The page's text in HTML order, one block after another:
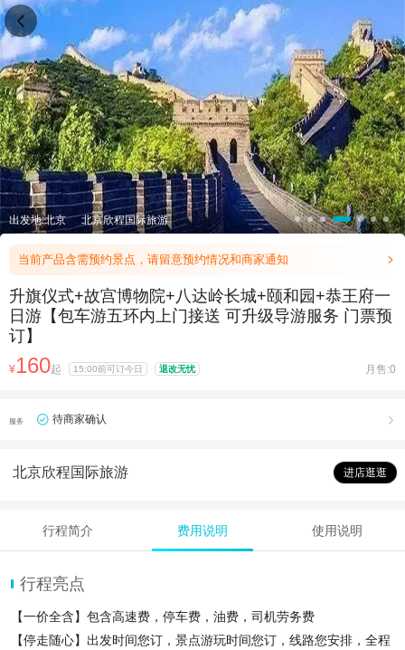
出发地:北京 北京欣程国际旅游
当前产品含需预约景点，请留意预约情况和商家通知 
升旗仪式+故宫博物院+八达岭长城+颐和园+恭王府一
日游【包车游五环内上门接送 可升级导游服务 门票预
订】
¥160起 15:00前可订今日 退改无忧 月售:0
服务 待商家确认 
北京欣程国际旅游 进店逛逛
行程简介 费用说明 使用说明
行程亮点
【一价全含】包含高速费，停车费，油费，司机劳务费
【停走随心】出发时间您订，景点游玩时间您订，线路您安排，全程
